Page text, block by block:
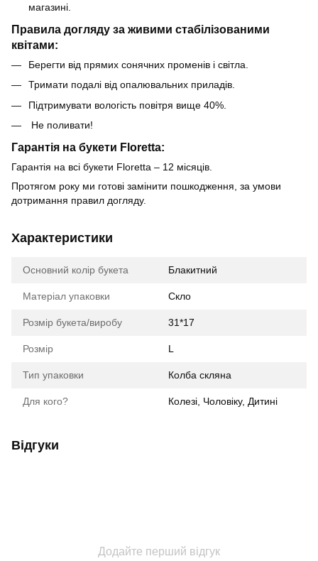
магазині.
Правила догляду за живими стабілізованими
квітами:
Берегти від прямих сонячних променів і світла.
Тримати подалі від опалювальних приладів.
Підтримувати вологість повітря вище 40%.
Не поливати!
Гарантія на букети Floretta:
Гарантія на всі букети Floretta – 12 місяців.
Протягом року ми готові замінити пошкодження, за умови
дотримання правил догляду.
Характеристики
Основний колір букета Блакитний
Матеріал упаковки Скло
Розмір букета/виробу 31*17
Розмір L
Тип упаковки Колба скляна
Для кого? Колезі, Чоловіку, Дитині
Відгуки
Додайте перший відгук